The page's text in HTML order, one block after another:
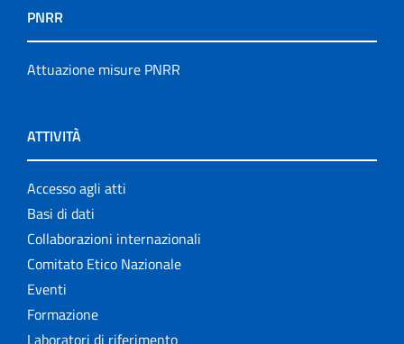
PNRR
Attuazione misure PNRR
ATTIVITÀ
Accesso agli atti
Basi di dati
Collaborazioni internazionali
Comitato Etico Nazionale
Eventi
Formazione
Laboratori di riferimento